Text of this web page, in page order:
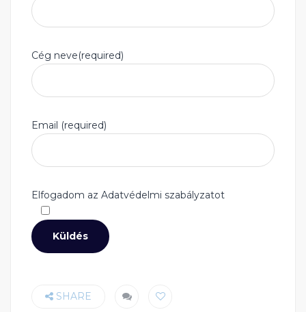
Cég neve(required)
Email (required)
Elfogadom az Adatvédelmi szabályzatot
SHARE